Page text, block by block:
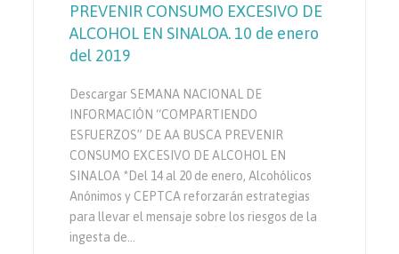
PREVENIR CONSUMO EXCESIVO DE
ALCOHOL EN SINALOA. 10 de enero
del 2019
Descargar SEMANA NACIONAL DE
INFORMACIÓN “COMPARTIENDO
ESFUERZOS” DE AA BUSCA PREVENIR
CONSUMO EXCESIVO DE ALCOHOL EN
SINALOA *Del 14 al 20 de enero, Alcohólicos
Anónimos y CEPTCA reforzarán estrategias
para llevar el mensaje sobre los riesgos de la
ingesta de…